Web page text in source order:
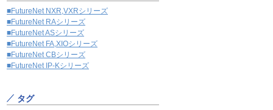
■FutureNet NXR,VXRシリーズ
■FutureNet RAシリーズ
■FutureNet ASシリーズ
■FutureNet FA,XIOシリーズ
■FutureNet CBシリーズ
■FutureNet IP-Kシリーズ
タグ